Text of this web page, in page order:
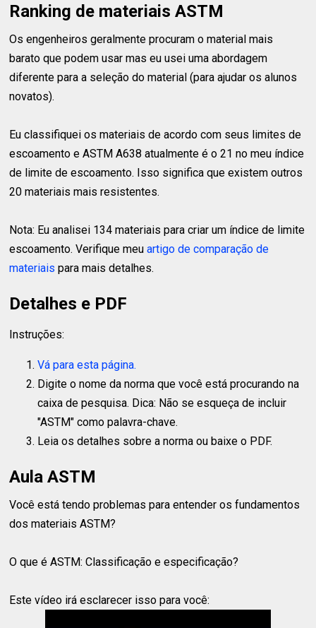
Ranking de materiais ASTM
Os engenheiros geralmente procuram o material mais
barato que podem usar mas eu usei uma abordagem
diferente para a seleção do material (para ajudar os alunos
novatos).
Eu classifiquei os materiais de acordo com seus limites de
escoamento e ASTM A638 atualmente é o 21 no meu índice
de limite de escoamento. Isso significa que existem outros
20 materiais mais resistentes.
Nota: Eu analisei 134 materiais para criar um índice de limite
escoamento. Verifique meuartigo de comparação de
materiais para mais detalhes.
Detalhes e PDF
Instruções:
Vá para esta página.
Digite o nome da norma que você está procurando na
caixa de pesquisa. Dica: Não se esqueça de incluir
"ASTM" como palavra-chave.
Leia os detalhes sobre a norma ou baixe o PDF.
Aula ASTM
Você está tendo problemas para entender os fundamentos
dos materiais ASTM?
O que é ASTM: Classificação e especificação?
Este vídeo irá esclarecer isso para você: